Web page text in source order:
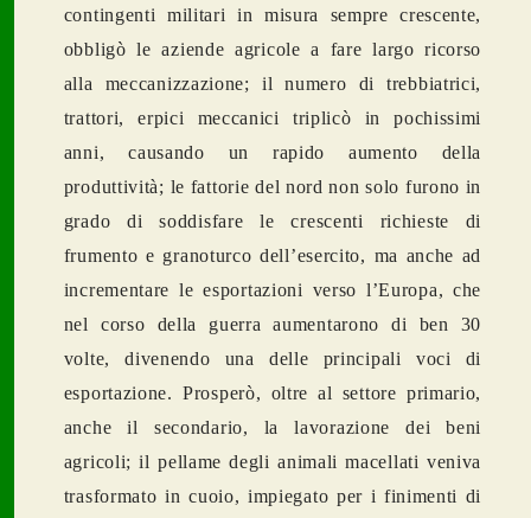
contingenti militari in misura sempre crescente,
obbligò le aziende agricole a fare largo ricorso
alla meccanizzazione; il numero di trebbiatrici,
trattori, erpici meccanici triplicò in pochissimi
anni, causando un rapido aumento della
produttività; le fattorie del nord non solo furono in
grado di soddisfare le crescenti richieste di
frumento e granoturco dell’esercito, ma anche ad
incrementare le esportazioni verso l’Europa, che
nel corso della guerra aumentarono di ben 30
volte, divenendo una delle principali voci di
esportazione. Prosperò, oltre al settore primario,
anche il secondario, la lavorazione dei beni
agricoli; il pellame degli animali macellati veniva
trasformato in cuoio, impiegato per i finimenti di